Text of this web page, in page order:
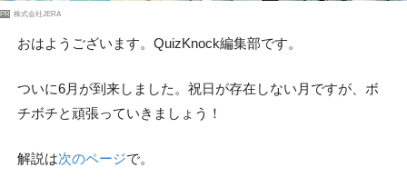
PR 株式会社JERA
おはようございます。QuizKnock編集部です。
ついに6月が到来しました。祝日が存在しない月ですが、ボ
チボチと頑張っていきましょう！
解説は次のページで。